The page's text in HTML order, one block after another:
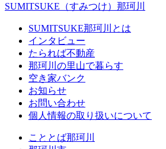
SUMITSUKE（すみつけ）那珂川
SUMITSUKE那珂川とは
インタビュー
たられば不動産
那珂川の里山で暮らす
空き家バンク
お知らせ
お問い合わせ
個人情報の取り扱いについて
こととば那珂川